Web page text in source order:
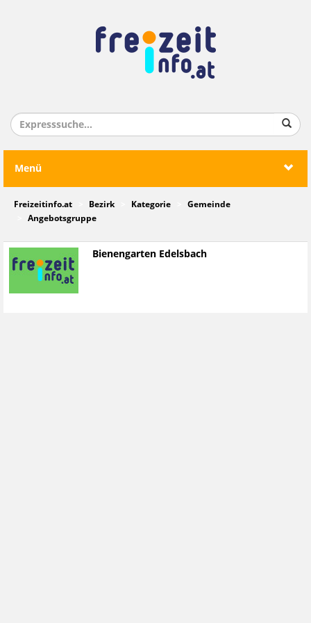
Menü
Freizeitinfo.at Bezirk Kategorie
Gemeinde
Angebotsgruppe
Bienengarten Edelsbach